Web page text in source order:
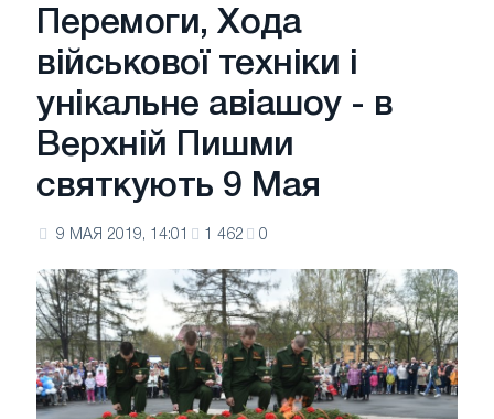
Перемоги, Хода
військової техніки і
унікальне авіашоу - в
Верхній Пишми
святкують 9 Мая
9 МАЯ 2019, 14:01 1 462 0